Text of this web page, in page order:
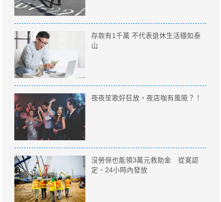
存款有1千萬 不代表退休生活穩如泰
山
夜夜笙歌好狂放，夜店咖有風險？！
沒勞保也能領3萬元救助金 從寛認
定、24小時內發放